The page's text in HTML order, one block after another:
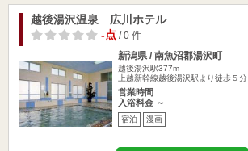
越後湯沢温泉 広川ホテル
-点/ 0 件
新潟県 / 南魚沼郡湯沢町
越後湯沢駅377m
上越新幹線越後湯沢駅より徒歩５分
営業時間
入浴料金 ～
宿泊 漫画